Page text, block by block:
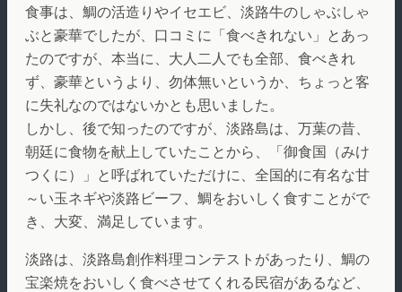
食事は、鯛の活造りやイセエビ、淡路牛のしゃぶしゃ
ぶと豪華でしたが、口コミに「食べきれない」とあっ
たのですが、本当に、大人二人でも全部、食べきれ
ず、豪華というより、勿体無いというか、ちょっと客
に失礼なのではないかとも思いました。
しかし、後で知ったのですが、淡路島は、万葉の昔、
朝廷に食物を献上していたことから、「御食国（みけ
つくに）」と呼ばれていただけに、全国的に有名な甘
～い玉ネギや淡路ビーフ、鯛をおいしく食すことがで
き、大変、満足しています。
淡路は、淡路島創作料理コンテストがあったり、鯛の
宝楽焼をおいしく食べさせてくれる民宿があるなど、